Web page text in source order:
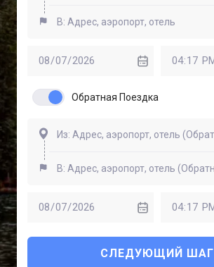
Обратная Поездка
СЛЕДУЮЩИЙ ШАГ